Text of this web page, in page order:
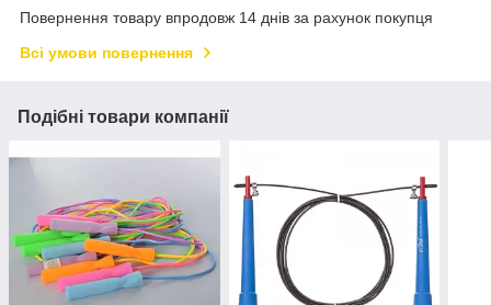
Повернення товару впродовж 14 днів за рахунок покупця
Всі умови повернення
Подібні товари компанії